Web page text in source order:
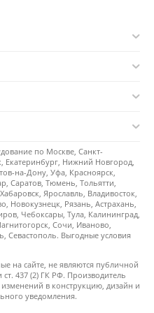
по Москве, Санкт-
Екатеринбург, Нижний Новгород,
на-Дону, Уфа, Красноярск,
Саратов, Тюмень, Тольятти,
Ярославль, Владивосток,
Новокузнецк, Рязань, Астрахань,
Чебоксары, Тула, Калининград,
Сочи, Иваново,
Севастополь. Выгодные условия
на сайте, не являются публичной
437 (2) ГК РФ. Производитель
в конструкцию, дизайн и
уведомления.